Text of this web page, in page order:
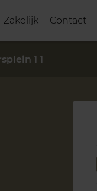
Zakelijk Contact
1 1